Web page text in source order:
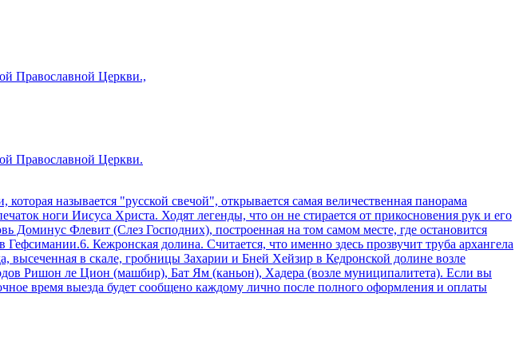
Православной Церкви.,
Православной Церкви.
называется "русской свечой", открывается самая величественная панорама
ноги Иисуса Христа. Ходят легенды, что он не стирается от прикосновения рук и его
Флевит (Слез Господних), построенная на том самом месте, где остановится
Кежронская долина. Считается, что именно здесь прозвучит труба архангела
в скале, гробницы Захарии и Бней Хейзир в Кедронской долине возле
Ришон ле Цион (машбир), Бат Ям (каньон), Хадера (возле муниципалитета). Если вы
время выезда будет сообщено каждому лично после полного оформления и оплаты